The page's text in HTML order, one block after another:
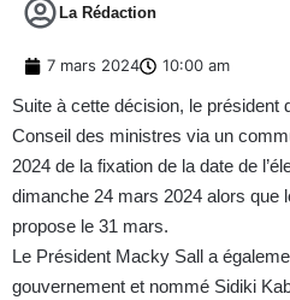
La Rédaction
7 mars 2024 10:00 am
Suite à cette décision, le président
Conseil des ministres via un
2024 de la fixation de la date de
dimanche 24 mars 2024 alors que
propose le 31 mars.
Le Président Macky Sall a
gouvernement et nommé Sidiki